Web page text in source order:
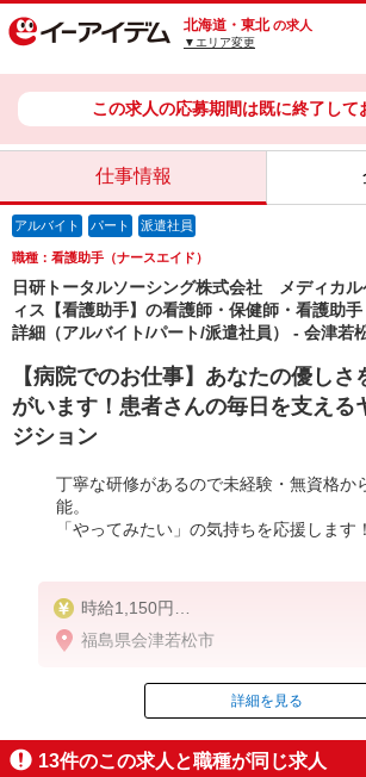
北海道・東北 の求人
▼エリア変更
この求人の応募期間は既に終了して
仕事情報
アルバイト パート 派遣社員
職種：看護助手（ナースエイド）
日研トータルソーシング株式会社 メディカル
ィス【看護助手】の看護師・保健師・看護助
詳細（アルバイト/パート/派遣社員） - 会津若
【病院でのお仕事】あなたの優しさ
がいます！患者さんの毎日を支え
ジション
丁寧な研修があるので未経験・無資格か
能。
「やってみたい」の気持ちを応援します！
時給1,150円
★週払いOK（規定あり）
福島県会津若松市
詳細を見る
13件のこの求人と職種が同じ求人